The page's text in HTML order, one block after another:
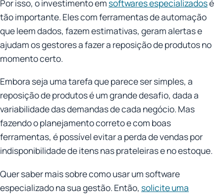
Por isso, o investimento emsoftwares especializadosé
tão importante. Eles com ferramentas de automação
que leem dados, fazem estimativas, geram alertas e
ajudam os gestores a fazer a reposição de produtos no
momento certo.
Embora seja uma tarefa que parece ser simples, a
reposição de produtos é um grande desafio, dada a
variabilidade das demandas de cada negócio. Mas
fazendo o planejamento correto e com boas
ferramentas, é possível evitar a perda de vendas por
indisponibilidade de itens nas prateleiras e no estoque.
Quer saber mais sobre como usar um software
especializado na sua gestão. Então, solicite uma